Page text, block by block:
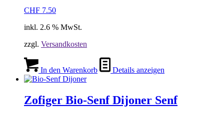
CHF 7.50
inkl. 2.6 % MwSt.
zzgl. Versandkosten
In den Warenkorb Details anzeigen
Zofiger Bio-Senf Dijoner Senf